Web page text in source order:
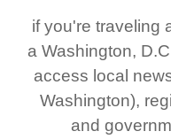
if you're traveling
a Washington,
access local
Washington),
and